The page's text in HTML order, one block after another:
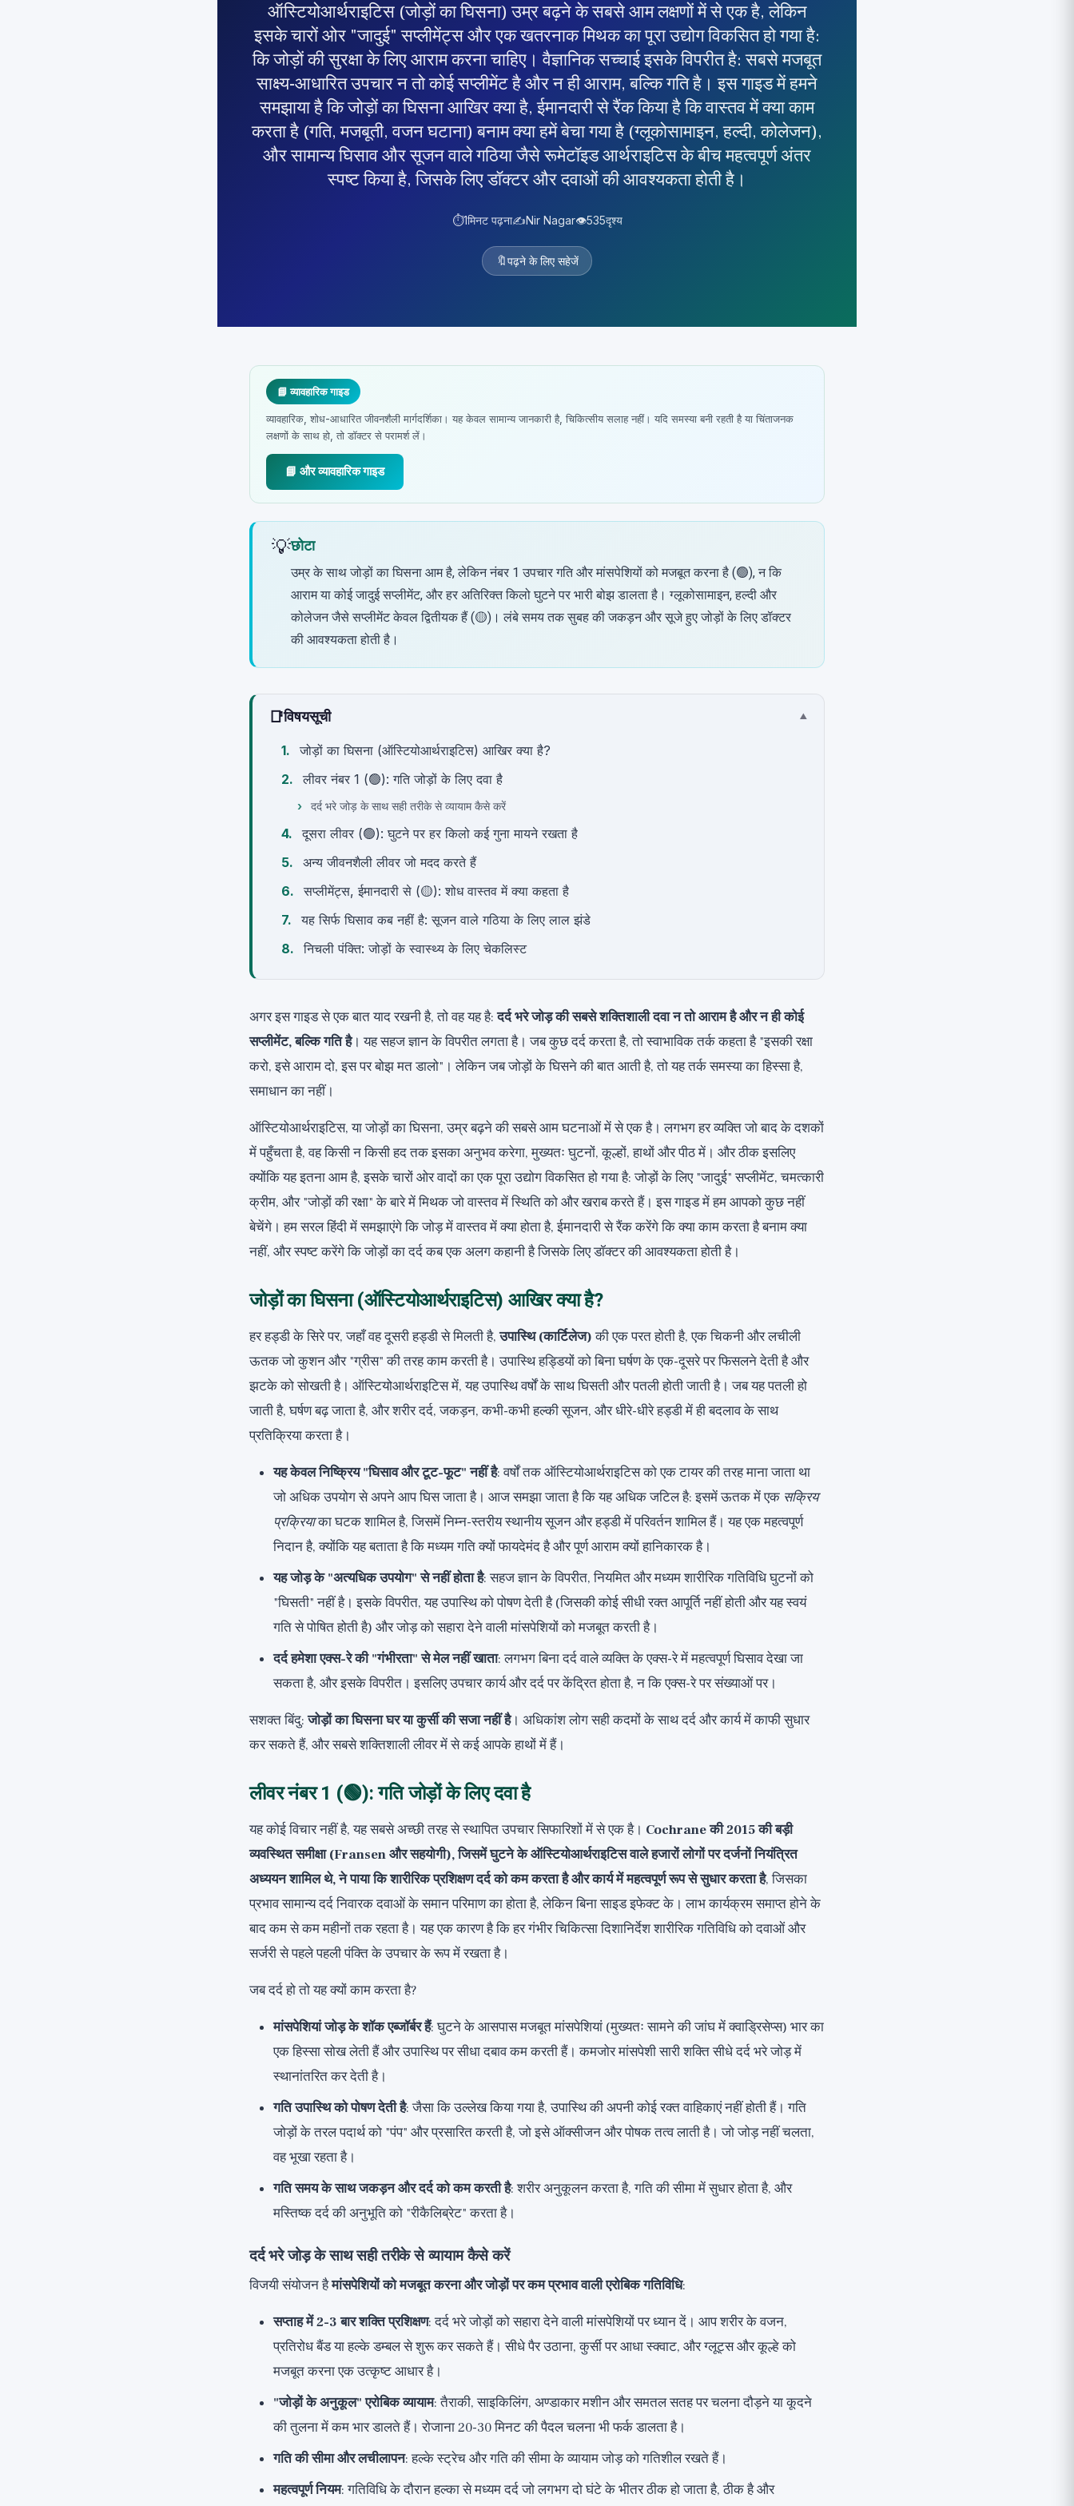
ऑस्टियोआर्थराइटिस (जोड़ों का घिसना) उम्र बढ़ने के सबसे आम लक्षणों में से एक है, लेकिन
इसके चारों ओर "जादुई" सप्लीमेंट्स और एक खतरनाक मिथक का पूरा उद्योग विकसित हो गया है:
कि जोड़ों की सुरक्षा के लिए आराम करना चाहिए। वैज्ञानिक सच्चाई इसके विपरीत है: सबसे मजबूत
साक्ष्य-आधारित उपचार न तो कोई सप्लीमेंट है और न ही आराम, बल्कि गति है। इस गाइड में हमने
समझाया है कि जोड़ों का घिसना आखिर क्या है, ईमानदारी से रैंक किया है कि वास्तव में क्या काम
करता है (गति, मजबूती, वजन घटाना) बनाम क्या हमें बेचा गया है (ग्लूकोसामाइन, हल्दी, कोलेजन),
और सामान्य घिसाव और सूजन वाले गठिया जैसे रूमेटॉइड आर्थराइटिस के बीच महत्वपूर्ण अंतर
स्पष्ट किया है, जिसके लिए डॉक्टर और दवाओं की आवश्यकता होती है।
⏱️1मिनट पढ़ना✍️Nir Nagar👁️535दृश्य
🔖पढ़ने के लिए सहेजें
📘 व्यावहारिक गाइड
व्यावहारिक, शोध-आधारित जीवनशैली मार्गदर्शिका। यह केवल सामान्य जानकारी है, चिकित्सीय सलाह नहीं। यदि समस्या बनी रहती है या चिंताजनक
लक्षणों के साथ हो, तो डॉक्टर से परामर्श लें।
📘 और व्यावहारिक गाइड
💡छोटा
उम्र के साथ जोड़ों का घिसना आम है, लेकिन नंबर 1 उपचार गति और मांसपेशियों को मजबूत करना है (🟢), न कि
आराम या कोई जादुई सप्लीमेंट, और हर अतिरिक्त किलो घुटने पर भारी बोझ डालता है। ग्लूकोसामाइन, हल्दी और
कोलेजन जैसे सप्लीमेंट केवल द्वितीयक हैं (🟡)। लंबे समय तक सुबह की जकड़न और सूजे हुए जोड़ों के लिए डॉक्टर
की आवश्यकता होती है।
📑विषयसूची ▾
जोड़ों का घिसना (ऑस्टियोआर्थराइटिस) आखिर क्या है?
लीवर नंबर 1 (🟢): गति जोड़ों के लिए दवा है
दर्द भरे जोड़ के साथ सही तरीके से व्यायाम कैसे करें
दूसरा लीवर (🟢): घुटने पर हर किलो कई गुना मायने रखता है
अन्य जीवनशैली लीवर जो मदद करते हैं
सप्लीमेंट्स, ईमानदारी से (🟡): शोध वास्तव में क्या कहता है
यह सिर्फ घिसाव कब नहीं है: सूजन वाले गठिया के लिए लाल झंडे
निचली पंक्ति: जोड़ों के स्वास्थ्य के लिए चेकलिस्ट
अगर इस गाइड से एक बात याद रखनी है, तो वह यह है:दर्द भरे जोड़ की सबसे शक्तिशाली दवा न तो आराम है और न ही कोई
सप्लीमेंट, बल्कि गति है। यह सहज ज्ञान के विपरीत लगता है। जब कुछ दर्द करता है, तो स्वाभाविक तर्क कहता है "इसकी रक्षा
करो, इसे आराम दो, इस पर बोझ मत डालो"। लेकिन जब जोड़ों के घिसने की बात आती है, तो यह तर्क समस्या का हिस्सा है,
समाधान का नहीं।
ऑस्टियोआर्थराइटिस, या जोड़ों का घिसना, उम्र बढ़ने की सबसे आम घटनाओं में से एक है। लगभग हर व्यक्ति जो बाद के दशकों
में पहुँचता है, वह किसी न किसी हद तक इसका अनुभव करेगा, मुख्यतः घुटनों, कूल्हों, हाथों और पीठ में। और ठीक इसलिए
क्योंकि यह इतना आम है, इसके चारों ओर वादों का एक पूरा उद्योग विकसित हो गया है: जोड़ों के लिए "जादुई" सप्लीमेंट, चमत्कारी
क्रीम, और "जोड़ों की रक्षा" के बारे में मिथक जो वास्तव में स्थिति को और खराब करते हैं। इस गाइड में हम आपको कुछ नहीं
बेचेंगे। हम सरल हिंदी में समझाएंगे कि जोड़ में वास्तव में क्या होता है, ईमानदारी से रैंक करेंगे कि क्या काम करता है बनाम क्या
नहीं, और स्पष्ट करेंगे कि जोड़ों का दर्द कब एक अलग कहानी है जिसके लिए डॉक्टर की आवश्यकता होती है।
जोड़ों का घिसना (ऑस्टियोआर्थराइटिस) आखिर क्या है?
हर हड्डी के सिरे पर, जहाँ वह दूसरी हड्डी से मिलती है,उपास्थि (कार्टिलेज)की एक परत होती है, एक चिकनी और लचीली
ऊतक जो कुशन और "ग्रीस" की तरह काम करती है। उपास्थि हड्डियों को बिना घर्षण के एक-दूसरे पर फिसलने देती है और
झटके को सोखती है। ऑस्टियोआर्थराइटिस में, यह उपास्थि वर्षों के साथ घिसती और पतली होती जाती है। जब यह पतली हो
जाती है, घर्षण बढ़ जाता है, और शरीर दर्द, जकड़न, कभी-कभी हल्की सूजन, और धीरे-धीरे हड्डी में ही बदलाव के साथ
प्रतिक्रिया करता है।
यह केवल निष्क्रिय "घिसाव और टूट-फूट" नहीं है: वर्षों तक ऑस्टियोआर्थराइटिस को एक टायर की तरह माना जाता था
जो अधिक उपयोग से अपने आप घिस जाता है। आज समझा जाता है कि यह अधिक जटिल है: इसमें ऊतक में एक सक्रिय
प्रक्रियाका घटक शामिल है, जिसमें निम्न-स्तरीय स्थानीय सूजन और हड्डी में परिवर्तन शामिल हैं। यह एक महत्वपूर्ण
निदान है, क्योंकि यह बताता है कि मध्यम गति क्यों फायदेमंद है और पूर्ण आराम क्यों हानिकारक है।
यह जोड़ के "अत्यधिक उपयोग" से नहीं होता है: सहज ज्ञान के विपरीत, नियमित और मध्यम शारीरिक गतिविधि घुटनों को
"घिसती" नहीं है। इसके विपरीत, यह उपास्थि को पोषण देती है (जिसकी कोई सीधी रक्त आपूर्ति नहीं होती और यह स्वयं
गति से पोषित होती है) और जोड़ को सहारा देने वाली मांसपेशियों को मजबूत करती है।
दर्द हमेशा एक्स-रे की "गंभीरता" से मेल नहीं खाता: लगभग बिना दर्द वाले व्यक्ति के एक्स-रे में महत्वपूर्ण घिसाव देखा जा
सकता है, और इसके विपरीत। इसलिए उपचार कार्य और दर्द पर केंद्रित होता है, न कि एक्स-रे पर संख्याओं पर।
सशक्त बिंदु:जोड़ों का घिसना घर या कुर्सी की सजा नहीं है। अधिकांश लोग सही कदमों के साथ दर्द और कार्य में काफी सुधार
कर सकते हैं, और सबसे शक्तिशाली लीवर में से कई आपके हाथों में हैं।
लीवर नंबर 1 (🟢): गति जोड़ों के लिए दवा है
यह कोई विचार नहीं है, यह सबसे अच्छी तरह से स्थापित उपचार सिफारिशों में से एक है। Cochrane की 2015 की बड़ी
व्यवस्थित समीक्षा (Fransen और सहयोगी), जिसमें घुटने के ऑस्टियोआर्थराइटिस वाले हजारों लोगों पर दर्जनों नियंत्रित
अध्ययन शामिल थे, ने पाया कि शारीरिक प्रशिक्षण दर्द को कम करता है और कार्य में महत्वपूर्ण रूप से सुधार करता है, जिसका
प्रभाव सामान्य दर्द निवारक दवाओं के समान परिमाण का होता है, लेकिन बिना साइड इफेक्ट के। लाभ कार्यक्रम समाप्त होने के
बाद कम से कम महीनों तक रहता है। यह एक कारण है कि हर गंभीर चिकित्सा दिशानिर्देश शारीरिक गतिविधि को दवाओं और
सर्जरी से पहले पहली पंक्ति के उपचार के रूप में रखता है।
जब दर्द हो तो यह क्यों काम करता है?
मांसपेशियां जोड़ के शॉक एब्जॉर्बर हैं: घुटने के आसपास मजबूत मांसपेशियां (मुख्यतः सामने की जांघ में क्वाड्रिसेप्स) भार का
एक हिस्सा सोख लेती हैं और उपास्थि पर सीधा दबाव कम करती हैं। कमजोर मांसपेशी सारी शक्ति सीधे दर्द भरे जोड़ में
स्थानांतरित कर देती है।
गति उपास्थि को पोषण देती है: जैसा कि उल्लेख किया गया है, उपास्थि की अपनी कोई रक्त वाहिकाएं नहीं होती हैं। गति
जोड़ों के तरल पदार्थ को "पंप" और प्रसारित करती है, जो इसे ऑक्सीजन और पोषक तत्व लाती है। जो जोड़ नहीं चलता,
वह भूखा रहता है।
गति समय के साथ जकड़न और दर्द को कम करती है: शरीर अनुकूलन करता है, गति की सीमा में सुधार होता है, और
मस्तिष्क दर्द की अनुभूति को "रीकैलिब्रेट" करता है।
दर्द भरे जोड़ के साथ सही तरीके से व्यायाम कैसे करें
विजयी संयोजन हैमांसपेशियों को मजबूत करना और जोड़ों पर कम प्रभाव वाली एरोबिक गतिविधि:
सप्ताह में 2-3 बार शक्ति प्रशिक्षण: दर्द भरे जोड़ों को सहारा देने वाली मांसपेशियों पर ध्यान दें। आप शरीर के वजन,
प्रतिरोध बैंड या हल्के डम्बल से शुरू कर सकते हैं। सीधे पैर उठाना, कुर्सी पर आधा स्क्वाट, और ग्लूट्स और कूल्हे को
मजबूत करना एक उत्कृष्ट आधार है।
"जोड़ों के अनुकूल" एरोबिक व्यायाम: तैराकी, साइकिलिंग, अण्डाकार मशीन और समतल सतह पर चलना दौड़ने या कूदने
की तुलना में कम भार डालते हैं। रोजाना 20-30 मिनट की पैदल चलना भी फर्क डालता है।
गति की सीमा और लचीलापन: हल्के स्ट्रेच और गति की सीमा के व्यायाम जोड़ को गतिशील रखते हैं।
महत्वपूर्ण नियम: गतिविधि के दौरान हल्का से मध्यम दर्द जो लगभग दो घंटे के भीतर ठीक हो जाता है, ठीक है और